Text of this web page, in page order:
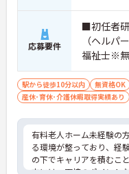
応募要件
■初任者
（ヘルパ
福祉士※
駅から徒歩10分以内 無資格OK
産休･育休･介護休暇取得実績あり
有料老人ホーム未経験の
る環境が整っており、経
の下でキャリアを積むこ
方には、面接のポイント